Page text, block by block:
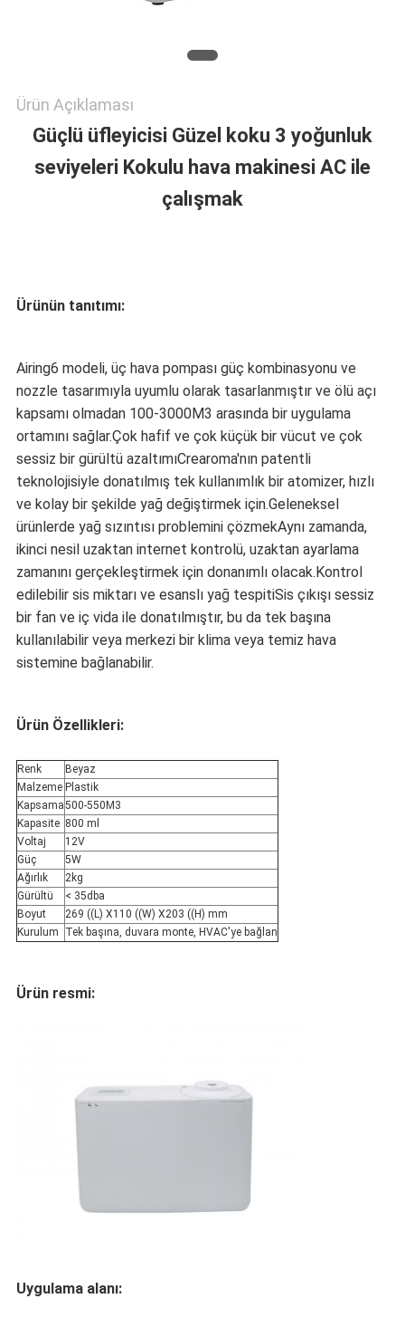
GIZLILIK
POLITIKASI
Ürün Açıklaması
Güçlü üfleyicisi Güzel koku 3 yoğunluk
seviyeleri Kokulu hava makinesi AC ile
çalışmak
Ürünün tanıtımı:
Airing6 modeli, üç hava pompası güç kombinasyonu ve
nozzle tasarımıyla uyumlu olarak tasarlanmıştır ve ölü açı
kapsamı olmadan 100-3000M3 arasında bir uygulama
ortamını sağlar.Çok hafif ve çok küçük bir vücut ve çok
sessiz bir gürültü azaltımıCrearoma'nın patentli
teknolojisiyle donatılmış tek kullanımlık bir atomizer, hızlı
ve kolay bir şekilde yağ değiştirmek için.Geleneksel
ürünlerde yağ sızıntısı problemini çözmekAynı zamanda,
ikinci nesil uzaktan internet kontrolü, uzaktan ayarlama
zamanını gerçekleştirmek için donanımlı olacak.Kontrol
edilebilir sis miktarı ve esanslı yağ tespitiSis çıkışı sessiz
bir fan ve iç vida ile donatılmıştır, bu da tek başına
kullanılabilir veya merkezi bir klima veya temiz hava
sistemine bağlanabilir.
Ürün Özellikleri:
Renk
Beyaz
Malzeme Plastik
Kapsama500-550M3
Kapasite 800 ml
Voltaj
12V
Güç
5W
Ağırlık
2kg
Gürültü
< 35dba
Boyut
269 ((L) X110 ((W) X203 ((H) mm
Kurulum
Tek başına, duvara monte, HVAC'ye bağlan
Ürün resmi:
Uygulama alanı: